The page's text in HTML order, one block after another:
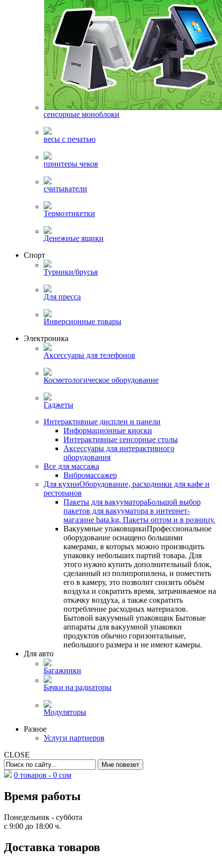
сенсорные моноблоки
весы с печатью
принтеры чеков
считыватели
Термоэтикетки
Денежные ящики
Спорт
Турники/брусья
Для пресса
Инверсионные товары
Электроника
Аксессуары для телефонов
Косметологическое оборудование
Гаджеты
Интерактивные дисплеи и панели
Информационные киоски
Интерактивные сенсорные столы
Аксессуары для интерактивного
оборудования
Все для массажа
Вибромассажер
Для кухниОборудование, расходники для кафе и
ресторанов
Пакеты для вакууматораБольшой выбор
пакетов для вакууматора в интернет-
магазине bata.kg. Пакеты оптом и в розницу.
Вакуумные упаковщикиПрофессиональное
оборудование оснащено большими
камерами, в которых можно производить
упаковку небольших партий товара. Для
этого нужно купить дополнительный блок,
сделанный из полипропилена, и поместить
его в камеру, это позволит снизить объём
воздуха и сократить время, затрачиваемое на
откачку воздуха, а также сократить
потребление расходных материалов.
Бытовой вакуумный упаковщик Бытовые
аппараты для вакуумной упаковки
продуктов обычно горизонтальные,
небольшого размера и не имеют камеры.
Для авто
Багажники
Бачки на радиаторы
Модуляторы
Разное
Услуги партнеров
CLOSE
0 товаров - 0 сом
Время работы
Понедельник - суббота
с 9:00 до 18:00 ч.
Доставка товаров